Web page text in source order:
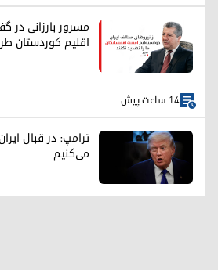
مسرور بارزانی در
اقلیم کوردستان
14 ساعت پیش
ترامپ: در قبال
می‌کنیم